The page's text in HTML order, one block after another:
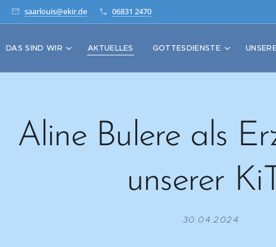
saarlouis@ekir.de 06831 2470
DAS SIND WIR AKTUELLES GOTTESDIENSTE
Aline Bulere als
unserer
30.04.2024